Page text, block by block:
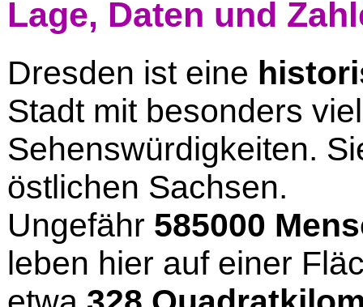
Lage, Daten und
Dresden ist eine
Stadt mit besonders
Sehenswürdigkeiten.
östlichen Sachsen.
Ungefähr 585000
leben hier auf einer